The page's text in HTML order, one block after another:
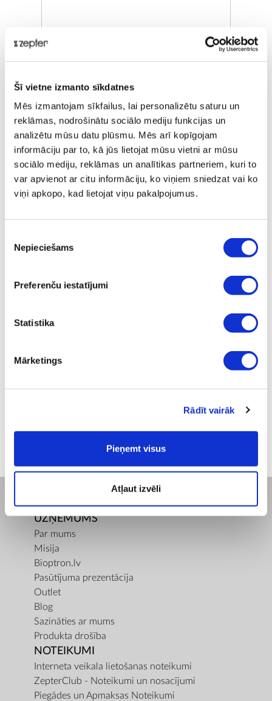
Šī vietne izmanto sīkdatnes
Mēs izmantojam sīkfailus, lai personalizētu saturu un
reklāmas, nodrošinātu sociālo mediju funkcijas un
analizētu mūsu datu plūsmu. Mēs arī kopīgojam
informāciju par to, kā jūs lietojat mūsu vietni ar mūsu
sociālo mediju, reklāmas un analītikas partneriem, kuri to
var apvienot ar citu informāciju, ko viņiem sniedzat vai ko
viņi apkopo, kad lietojat viņu pakalpojumus.
izvēle
Nepieciešams
Preferenču iestatījumi
Statistika
Mārketings
Rādīt vairāk
Pieņemt visus
Atļaut izvēli
Pārdošanas cena
ZepterClubⓘcena
Pievienojies un pērc
no -5% līdz -40%
UZŅĒMUMS
Par mums
Misija
Bioptron.lv
Pasūtījuma prezentācija
Outlet
Blog
Sazināties ar mums
Produkta drošība
NOTEIKUMI
Interneta veikala lietošanas noteikumi
ZepterClub - Noteikumi un nosacījumi
Piegādes un Apmaksas Noteikumi